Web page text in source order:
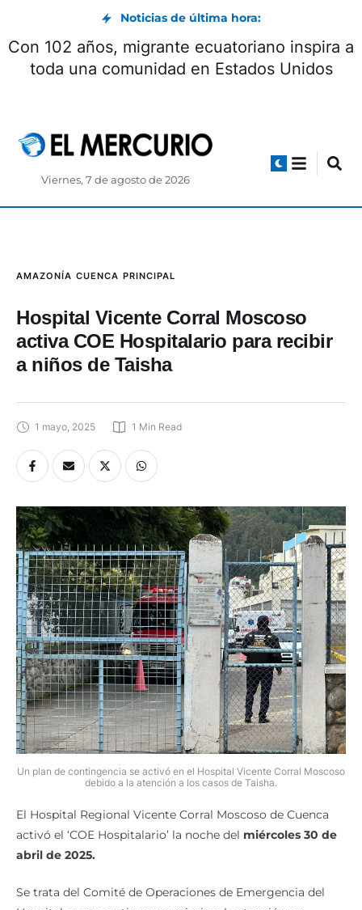
Noticias de última hora:
Con 102 años, migrante ecuatoriano inspira a
toda una comunidad en Estados Unidos
Viernes, 7 de agosto de 2026
AMAZONÍA CUENCA PRINCIPAL
Hospital Vicente Corral Moscoso
activa COE Hospitalario para recibir
a niños de Taisha
1 mayo, 2025 1 Min Read
Un plan de contingencia se activó en el Hospital Vicente Corral Moscoso
debido a la atención a los casos de Taisha.
El Hospital Regional Vicente Corral Moscoso de Cuenca
activó el ‘COE Hospitalario’ la noche del miércoles 30 de
abril de 2025.
Se trata del Comité de Operaciones de Emergencia del